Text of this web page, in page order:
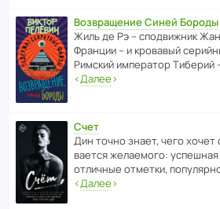
Возвращение Синей Бороды
Жиль де Рэ – спод­ви­жник
Франции – и кровавый
Римский импе­ратор Тиберий
‹Далее›
Счет
Дин точно знает, чего
ва­ется жела­е­мого:
отли­чные отметки,
‹Далее›